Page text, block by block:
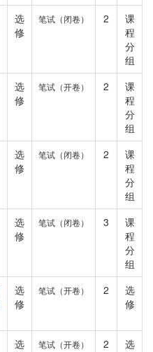
选
修
笔试（闭卷） 2
课
程
分
组
选
修
笔试（开卷） 2
课
程
分
组
选
修
笔试（闭卷） 2
课
程
分
组
选
修
笔试（闭卷） 3
课
程
分
组
选
修
笔试（开卷） 2
选
修
选
笔试（开卷） 2
选